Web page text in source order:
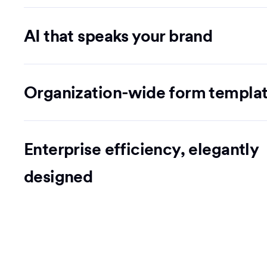
AI that speaks your brand
Organization-wide form
Enterprise efficiency, elegantly
designed